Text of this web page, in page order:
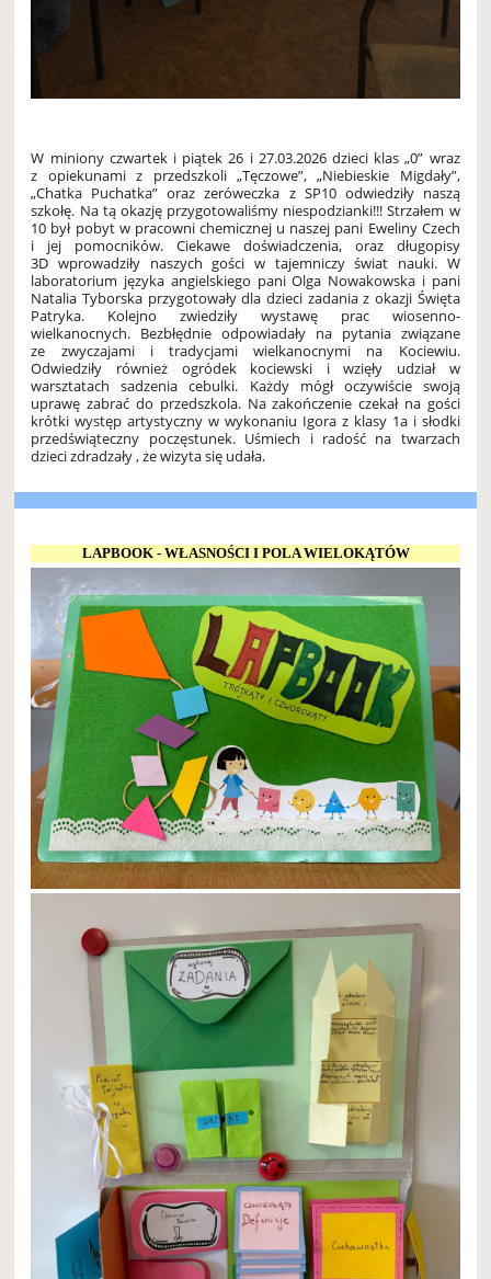
W miniony czwartek i piątek 26 i 27.03.2026 dzieci klas „0” wraz
z opiekunami z przedszkoli „Tęczowe”, „Niebieskie Migdały”,
„Chatka Puchatka” oraz zeróweczka z SP10 odwiedziły naszą
szkołę. Na tą okazję przygotowaliśmy niespodzianki!!! Strzałem w
10 był pobyt w pracowni chemicznej u naszej pani Eweliny Czech
i jej pomocników. Ciekawe doświadczenia, oraz długopisy
3D wprowadziły naszych gości w tajemniczy świat nauki. W
laboratorium języka angielskiego pani Olga Nowakowska i pani
Natalia Tyborska przygotowały dla dzieci zadania z okazji Święta
Patryka. Kolejno zwiedziły wystawę prac wiosenno-
wielkanocnych. Bezbłędnie odpowiadały na pytania związane
ze zwyczajami i tradycjami wielkanocnymi na Kociewiu.
Odwiedziły również ogródek kociewski i wzięły udział w
warsztatach sadzenia cebulki. Każdy mógł oczywiście swoją
uprawę zabrać do przedszkola. Na zakończenie czekał na gości
krótki występ artystyczny w wykonaniu Igora z klasy 1a i słodki
przedświąteczny poczęstunek. Uśmiech i radość na twarzach
dzieci zdradzały , że wizyta się udała.
LAPBOOK - WŁASNOŚCI I POLA WIELOKĄTÓW